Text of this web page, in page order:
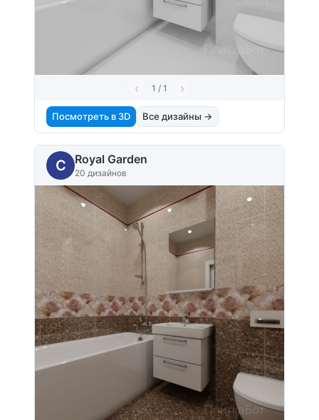
‹ 1 / 1 ›
Посмотреть в 3D Все дизайны →
C Royal Garden
20 дизайнов